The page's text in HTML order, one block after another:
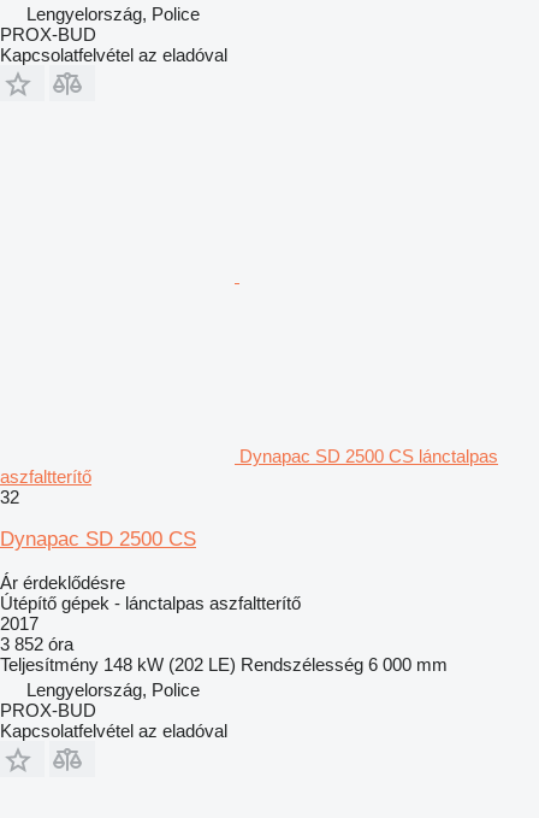
Lengyelország, Police
PROX-BUD
Kapcsolatfelvétel az eladóval
Dynapac SD 2500 CS lánctalpas
aszfaltterítő
32
Dynapac SD 2500 CS
Ár érdeklődésre
Útépítő gépek - lánctalpas aszfaltterítő
2017
3 852 óra
Teljesítmény 148 kW (202 LE) Rendszélesség 6 000 mm
Lengyelország, Police
PROX-BUD
Kapcsolatfelvétel az eladóval